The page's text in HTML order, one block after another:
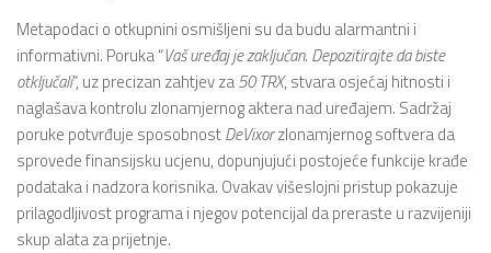
Metapodaci o otkupnini osmišljeni su da budu alarmantni i
informativni. Poruka “Vaš uređaj je zaključan. Depozitirajte da biste
otključali”, uz precizan zahtjev za50 TRX, stvara osjećaj hitnosti i
naglašava kontrolu zlonamjernog aktera nad uređajem. Sadržaj
poruke potvrđuje sposobnostDeVixorzlonamjernog softvera da
sprovede finansijsku ucjenu, dopunjujući postojeće funkcije krađe
podataka i nadzora korisnika. Ovakav višeslojni pristup pokazuje
prilagodljivost programa i njegov potencijal da preraste u razvijeniji
skup alata za prijetnje.